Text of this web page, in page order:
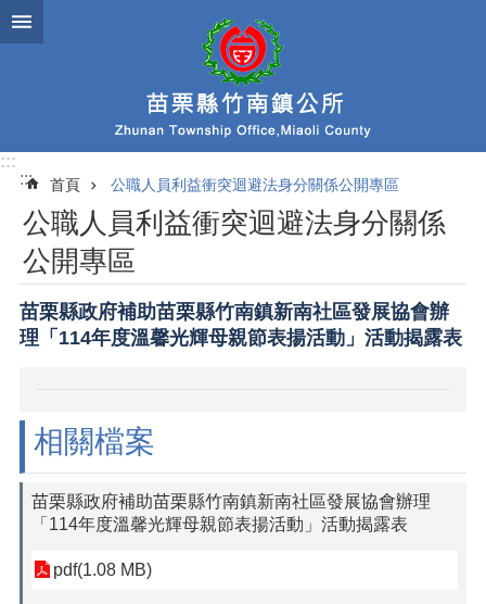
跳到主要內容區塊
:::
:::
首頁 公職人員利益衝突迴避法身分關係公開專區
公職人員利益衝突迴避法身分關係
公開專區
苗栗縣政府補助苗栗縣竹南鎮新南社區發展協會辦
理「114年度溫馨光輝母親節表揚活動」活動揭露表
相關檔案
苗栗縣政府補助苗栗縣竹南鎮新南社區發展協會辦理
「114年度溫馨光輝母親節表揚活動」活動揭露表
pdf(1.08 MB)